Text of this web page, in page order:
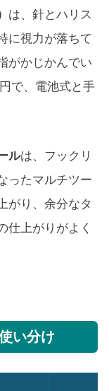
は、針とハリス
に視力が落ちて
がかじかんでい
で、電池式と手
ルは、フックリ
ったマルチツー
がり、余分なタ
仕上がりがよく
い分け